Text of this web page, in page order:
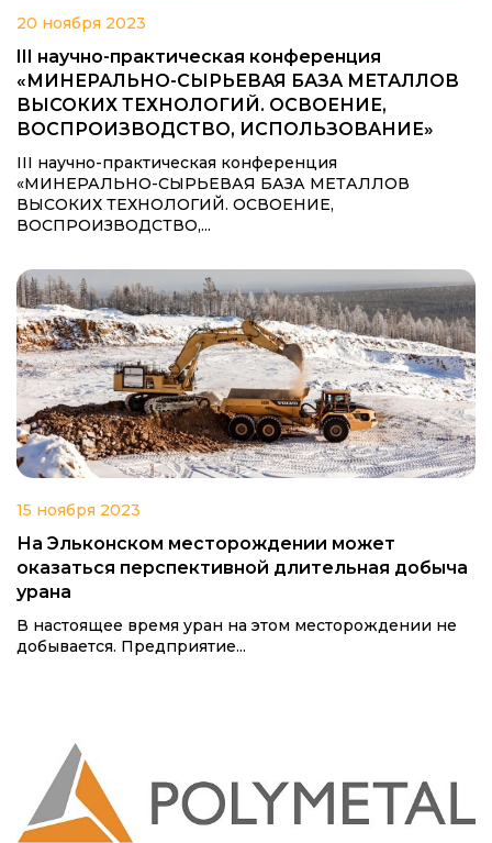
20 ноября 2023
III научно-практическая конференция
«МИНЕРАЛЬНО-СЫРЬЕВАЯ БАЗА МЕТАЛЛОВ
ВЫСОКИХ ТЕХНОЛОГИЙ. ОСВОЕНИЕ,
ВОСПРОИЗВОДСТВО, ИСПОЛЬЗОВАНИЕ»
III научно-практическая конференция
«МИНЕРАЛЬНО-СЫРЬЕВАЯ БАЗА МЕТАЛЛОВ
ВЫСОКИХ ТЕХНОЛОГИЙ. ОСВОЕНИЕ,
ВОСПРОИЗВОДСТВО,...
15 ноября 2023
На Эльконском месторождении может
оказаться перспективной длительная добыча
урана
В настоящее время уран на этом месторождении не
добывается. Предприятие...